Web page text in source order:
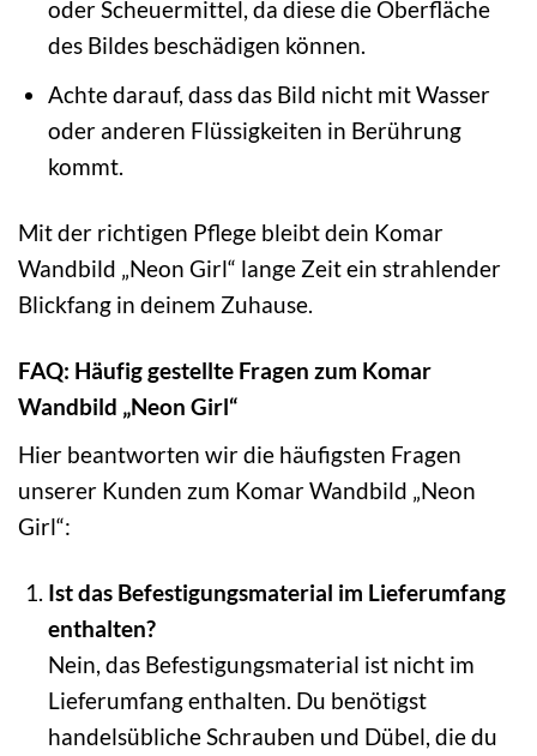
oder Scheuermittel, da diese die Oberfläche
des Bildes beschädigen können.
Achte darauf, dass das Bild nicht mit Wasser
oder anderen Flüssigkeiten in Berührung
kommt.
Mit der richtigen Pflege bleibt dein Komar
Wandbild „Neon Girl“ lange Zeit ein strahlender
Blickfang in deinem Zuhause.
FAQ: Häufig gestellte Fragen zum Komar
Wandbild „Neon Girl“
Hier beantworten wir die häufigsten Fragen
unserer Kunden zum Komar Wandbild „Neon
Girl“:
Ist das Befestigungsmaterial im Lieferumfang
enthalten?
Nein, das Befestigungsmaterial ist nicht im
Lieferumfang enthalten. Du benötigst
handelsübliche Schrauben und Dübel, die du